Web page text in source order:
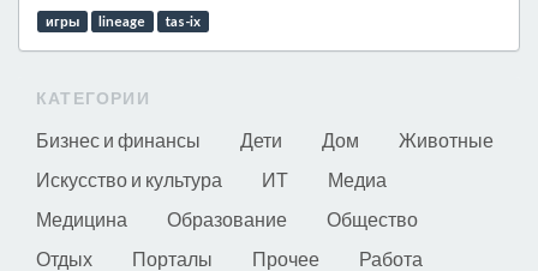
игры lineage tas-ix
КАТЕГОРИИ
Бизнес и финансы Дети Дом
Животные
Искусство и культура
ИТ
Медиа
Медицина
Образование
Общество
Отдых
Порталы Прочее
Работа